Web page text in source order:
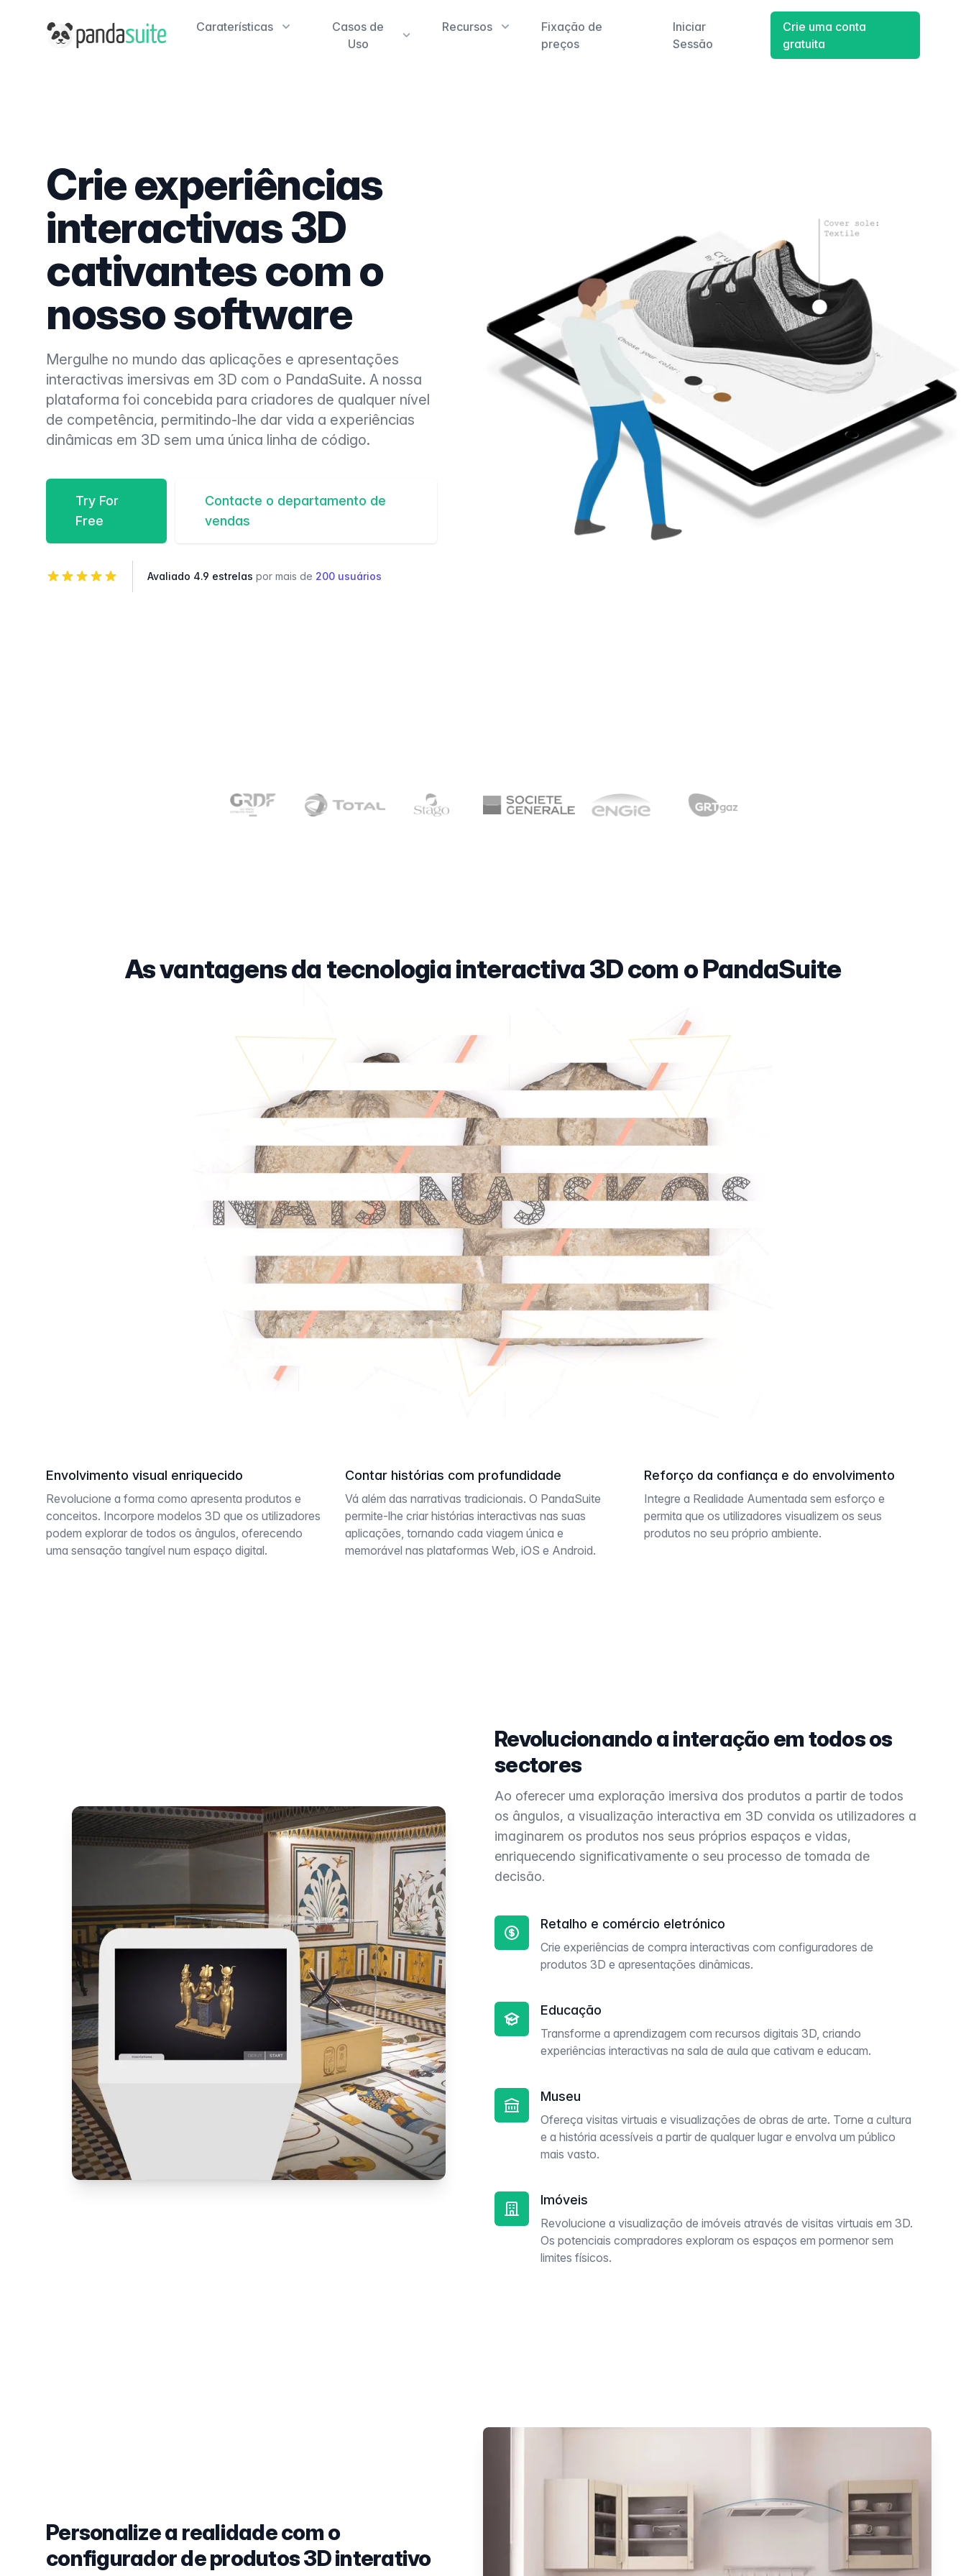
PandaSuite Caraterísticas
Casos de
Uso
Recursos
Fixação de
preços
Iniciar
Sessão
Crie uma conta
gratuita
Crie experiências
interactivas 3D
cativantes com o
nosso software
Mergulhe no mundo das aplicações e apresentações
interactivas imersivas em 3D com o PandaSuite. A nossa
plataforma foi concebida para criadores de qualquer nível
de competência, permitindo-lhe dar vida a experiências
dinâmicas em 3D sem uma única linha de código.
Try For
Free
Contacte o departamento de
vendas
Avaliado 4.9 estrelas por mais de 200 usuários
As vantagens da tecnologia interactiva 3D com o PandaSuite
Envolvimento visual enriquecido
Revolucione a forma como apresenta produtos e
conceitos. Incorpore modelos 3D que os utilizadores
podem explorar de todos os ângulos, oferecendo
uma sensação tangível num espaço digital.
Contar histórias com profundidade
Vá além das narrativas tradicionais. O PandaSuite
permite-lhe criar histórias interactivas nas suas
aplicações, tornando cada viagem única e
memorável nas plataformas Web, iOS e Android.
Reforço da confiança e do envolvimento
Integre a Realidade Aumentada sem esforço e
permita que os utilizadores visualizem os seus
produtos no seu próprio ambiente.
Revolucionando a interação em todos os
sectores
Ao oferecer uma exploração imersiva dos produtos a partir de todos
os ângulos, a visualização interactiva em 3D convida os utilizadores a
imaginarem os produtos nos seus próprios espaços e vidas,
enriquecendo significativamente o seu processo de tomada de
decisão.
Retalho e comércio eletrónico
Crie experiências de compra interactivas com configuradores de
produtos 3D e apresentações dinâmicas.
Educação
Transforme a aprendizagem com recursos digitais 3D, criando
experiências interactivas na sala de aula que cativam e educam.
Museu
Ofereça visitas virtuais e visualizações de obras de arte. Torne a cultura
e a história acessíveis a partir de qualquer lugar e envolva um público
mais vasto.
Imóveis
Revolucione a visualização de imóveis através de visitas virtuais em 3D.
Os potenciais compradores exploram os espaços em pormenor sem
limites físicos.
Personalize a realidade com o
configurador de produtos 3D interativo